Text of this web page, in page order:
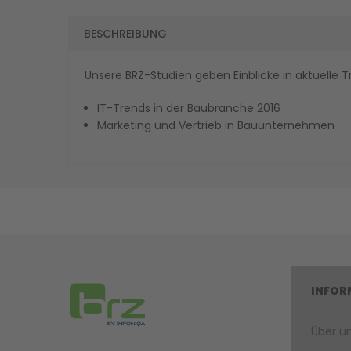
BESCHREIBUNG
Unsere BRZ-Studien geben Einblicke in
IT-Trends in der Baubranche 2016
Marketing und Vertrieb in Bauunternehmen
Über